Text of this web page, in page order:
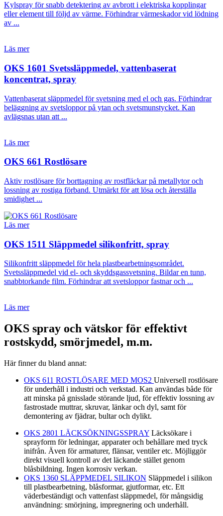
Kylspray för snabb detektering av avbrott i elektriska kopplingar
eller element till följd av värme. Förhindrar värmeskador vid lödning
av ...
Läs mer
OKS 1601 Svetssläppmedel, vattenbaserat
koncentrat, spray
Vattenbaserat släppmedel för svetsning med el och gas. Förhindrar
beläggning av svetsloppor på ytan och svetsmunstycket. Kan
avlägsnas utan att ...
Läs mer
OKS 661 Rostlösare
Aktiv rostlösare för borttagning av rostfläckar på metallytor och
lossning av rostiga förband. Utmärkt för att lösa och återställa
smidighet ...
Läs mer
OKS 1511 Släppmedel silikonfritt, spray
Silikonfritt släppmedel för hela plastbearbetningsområdet.
Svetssläppmedel vid el- och skyddsgassvetsning. Bildar en tunn,
snabbtorkande film. Förhindrar att svetsloppor fastnar och ...
Läs mer
OKS spray och vätskor för effektivt
rostskydd, smörjmedel, m.m.
Här finner du bland annat:
OKS 611 ROSTLÖSARE MED MOS2 Universell rostlösare
för underhåll i industri och verkstad. Kan användas både för
att minska på gnisslade störande ljud, för effektiv lossning av
fastrostade muttrar, skruvar, länkar och dyl, samt för
demontering av fjädrar, bultar och dylikt.
OKS 2801 LÄCKSÖKNINGSSPRAY Läcksökare i
sprayform för ledningar, apparater och behållare med tryck
inifrån. Även för armaturer, flänsar, ventiler etc. Möjliggör
direkt visuell kontroll av det läckande stället genom
blåsbildning. Ingen korrosiv verkan.
OKS 1360 SLÄPPMEDEL SILIKON Släppmedel i silikon
till plastbearbetning, blåsformar, gjutformar, etc. Ett
väderbeständigt och vattenfast släppmedel, för mångsidig
användning: smörjning, impregnering och underhåll.